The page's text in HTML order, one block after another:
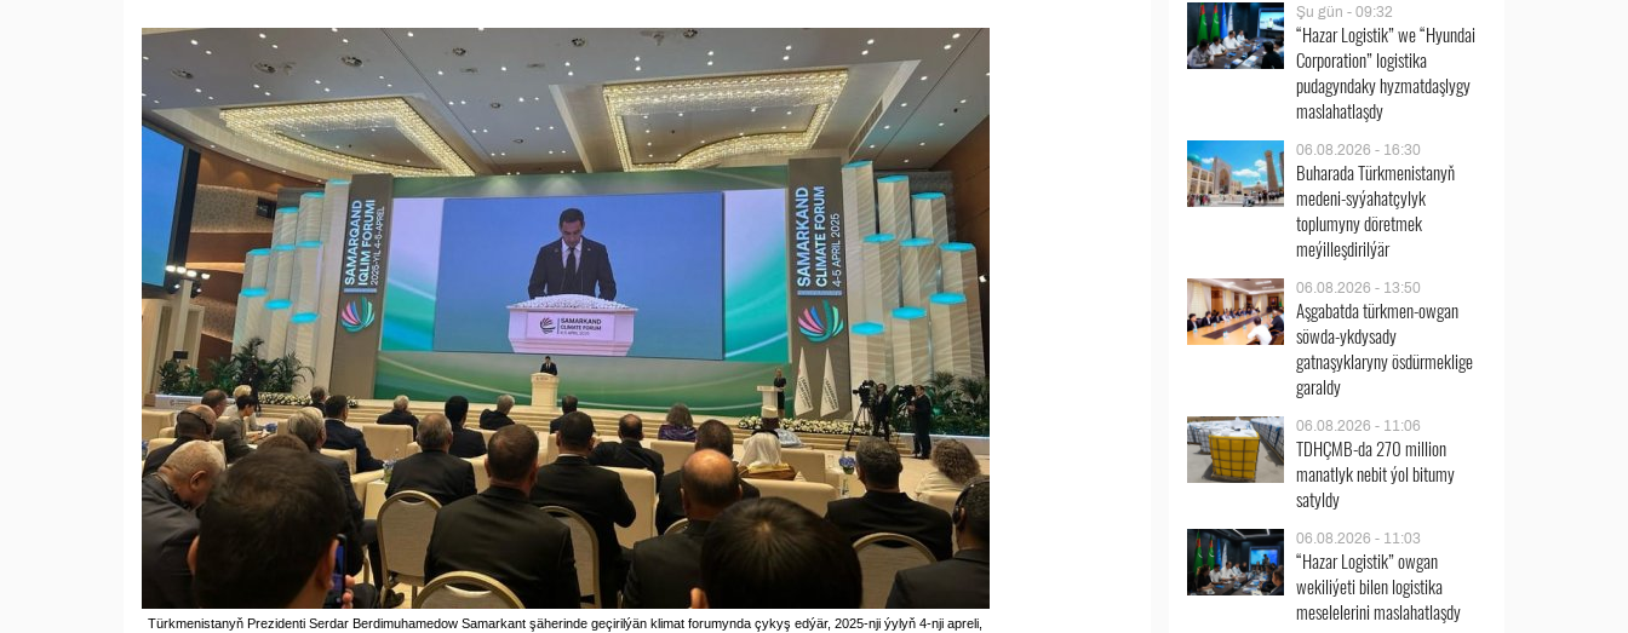
Türkmenistanyň Prezidenti Serdar Berdimuhamedow Samarkant şäherinde geçirilýän klimat forumynda çykyş edýär, 2025-nji ýylyň 4-nji apreli,
Şu gün - 09:32
“Hazar Logistik” we “Hyundai
Corporation” logistika
pudagyndaky hyzmatdaşlygy
maslahatlaşdy
06.08.2026 - 16:30
Buharada Türkmenistanyň
medeni-syýahatçylyk
toplumyny döretmek
meýilleşdirilýär
06.08.2026 - 13:50
Aşgabatda türkmen-owgan
söwda-ykdysady
gatnaşyklaryny ösdürmeklige
garaldy
06.08.2026 - 11:06
TDHÇMB-da 270 million
manatlyk nebit ýol bitumy
satyldy
06.08.2026 - 11:03
“Hazar Logistik” owgan
wekiliýeti bilen logistika
meselelerini maslahatlaşdy